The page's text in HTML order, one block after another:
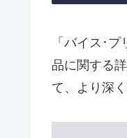
「バイス･
品に関する
て、より深